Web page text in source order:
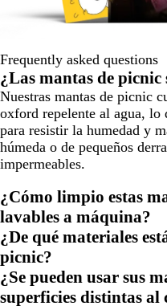
Frequently asked questions
¿Las mantas de picnic
Nuestras mantas de picnic
oxford repelente al agua, lo
para resistir la humedad y
húmeda o de pequeños
impermeables.
¿Cómo limpio estas
lavables a máquina?
¿De qué materiales
picnic?
¿Se pueden usar sus
superficies distintas al